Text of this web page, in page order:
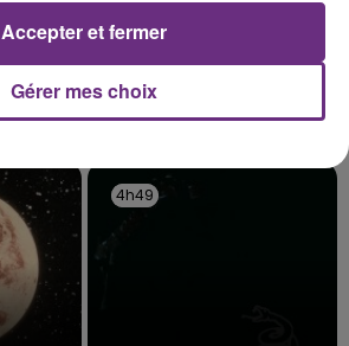
CONDITIONS DE...
de début des vendange 2026
en profite pour rappeler
4h49
4h49
Gérer mes choix
Accepter et fermer